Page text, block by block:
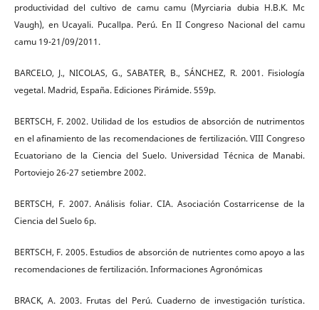
productividad del cultivo de camu camu (Myrciaria dubia H.B.K. Mc
Vaugh), en Ucayali. Pucallpa. Perú. En II Congreso Nacional del camu
camu 19-21/09/2011.
BARCELO, J., NICOLAS, G., SABATER, B., SÁNCHEZ, R. 2001. Fisiología
vegetal. Madrid, España. Ediciones Pirámide. 559p.
BERTSCH, F. 2002. Utilidad de los estudios de absorción de nutrimentos
en el afinamiento de las recomendaciones de fertilización. VIII Congreso
Ecuatoriano de la Ciencia del Suelo. Universidad Técnica de Manabi.
Portoviejo 26-27 setiembre 2002.
BERTSCH, F. 2007. Análisis foliar. CIA. Asociación Costarricense de la
Ciencia del Suelo 6p.
BERTSCH, F. 2005. Estudios de absorción de nutrientes como apoyo a las
recomendaciones de fertilización. Informaciones Agronómicas
BRACK, A. 2003. Frutas del Perú. Cuaderno de investigación turística.